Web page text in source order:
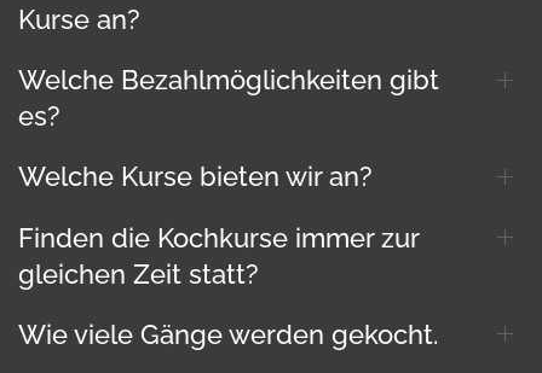
Kurse an?
Welche Bezahlmöglichkeiten gibt
es?
Welche Kurse bieten wir an?
Finden die Kochkurse immer zur
gleichen Zeit statt?
Wie viele Gänge werden gekocht.